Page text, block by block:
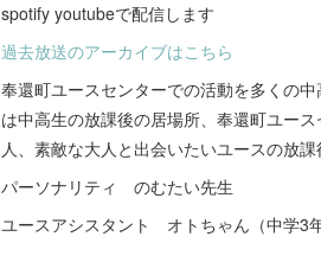
spotify youtubeで配信します
過去放送のアーカイブはこちら
奉還町ユースセンターでの活動を多くの
は中高生の放課後の居場所、奉還町ユー
人、素敵な大人と出会いたいユースの放
パーソナリティ のむたい先生
ユースアシスタント オトちゃん（中学3